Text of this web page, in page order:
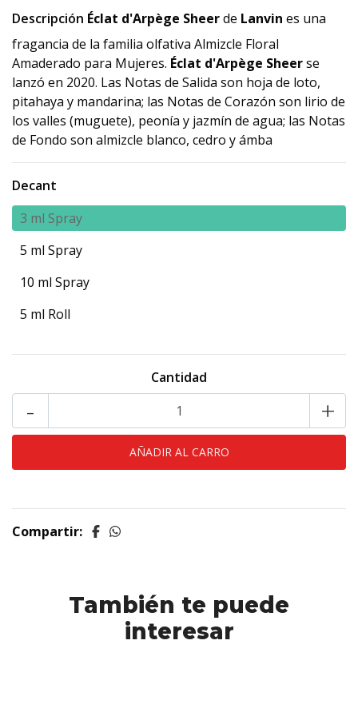
Descripción Éclat d'Arpège Sheerde Lanvin es una
fragancia de la familia olfativa Almizcle Floral
Amaderado para Mujeres. Éclat d'Arpège Sheerse
lanzó en 2020. Las Notas de Salida son hoja de loto,
pitahaya y mandarina; las Notas de Corazón son lirio de
los valles (muguete), peonía y jazmín de agua; las Notas
de Fondo son almizcle blanco, cedro y ámba
Decant
3 ml Spray
5 ml Spray
10 ml Spray
5 ml Roll
Cantidad
- +
Compartir:
También te puede
interesar